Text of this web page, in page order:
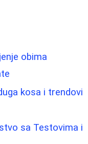
obima
kosa i trendovi
sa Testovima i